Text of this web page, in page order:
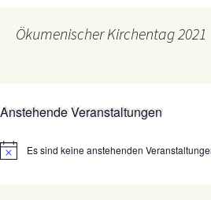
Ökumenischer Kirchentag 2021
Anstehende Veranstaltungen
HinweisEs sind keine anstehenden